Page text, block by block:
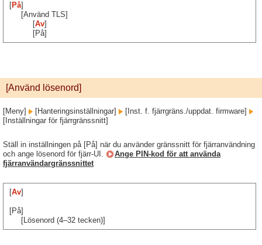
[På]
[Använd TLS]
[Av]
[På]
[Använd lösenord]
[Meny] [Hanteringsinställningar]
[Inst. f. fjärrgräns./uppdat. firmware]
[Inställningar för fjärrgränssnitt]
Ställ in inställningen på [På] när du använder gränssnitt för fjärranvändning
och ange lösenord för fjärr-UI.
Ange PIN-kod för att använda
fjärranvändargränssnittet
[Av]
[På]
[Lösenord (4–32 tecken)]